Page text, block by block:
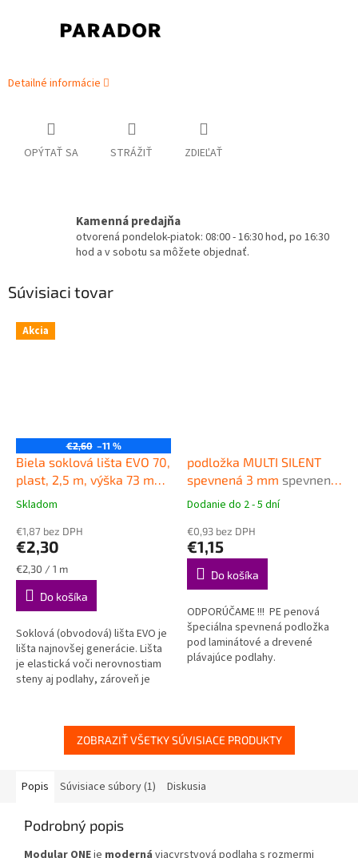
Detailné informácie
OPÝTAŤ SA STRÁŽIŤ ZDIEĽAŤ
Kamenná predajňa
otvorená pondelok-piatok: 08:00 - 16:30 hod, po 16:30
hod a v sobotu sa môžete objednať.
Súvisiaci tovar
Akcia
€2,60 –11 %
Biela soklová lišta EVO 70,
plast, 2,5 m, výška 73 mm
Kvalitná plastová soklová
Priemerné
produktu
je
4,8
z
hviezdičiek.
Skladom
€1,87 bez DPH
€2,30
Jednotková
cena:
€2,30 / 1 m
Do košíka
Soklová (obvodová) lišta EVO je
lišta najnovšej generácie. Lišta
je elastická voči nerovnostiam
steny aj podlahy, zároveň je
podložka MULTI SILENT
spevnená 3 mm spevnená
podložka pod plávajúce
Priemerné
produktu
je
4,7
hviezdičiek.
Dodanie do 2 - 5 dní
€0,93 bez DPH
€1,15
Do košíka
ODPORÚČAME !!! PE penová
špeciálna spevnená podložka
pod laminátové a drevené
plávajúce podlahy.
ZOBRAZIŤ VŠETKY SÚVISIACE PRODUKTY
Popis Súvisiace súbory (1) Diskusia
Podrobný popis